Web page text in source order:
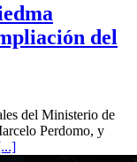
del
del Ministerio de
Perdomo, y